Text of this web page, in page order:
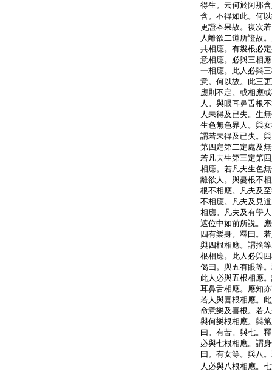
得生。云何於阿那
含。不得如此。何
更證本果故。復次
人離欲二道所證故
共相應。有幾根必
意相應。必與三相
一相應。此人必與
意。何以故。此三
應則不定。或相應
人。與眼耳鼻舌根
人未得及已失。生
生色無色界人。與
謂若未得及已失。
第四定第二定處及
若凡夫生第三定第
相應。若凡夫生色
離欲人。與憂根不
根不相應。凡夫及
不相應。凡夫及見
相應。凡夫及有學
遮位中如前所説。
四有樂身。釋曰。
與四根相應。謂捨
根相應。此人必與
偈曰。與五有眼等
此人必與五根相應
耳鼻舌相應。應知
若人與喜根相應。
命意樂及喜根。若
與何樂根相應。與
曰。有苦。與七。
必與七根相應。謂
曰。有女等。與八
人必與八根相應。